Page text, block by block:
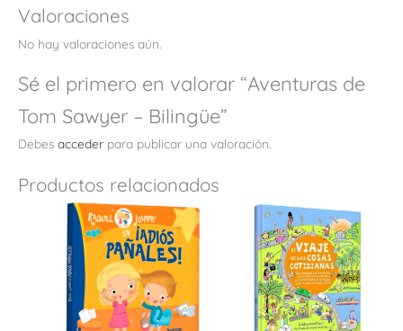
Valoraciones
No hay valoraciones aún.
Sé el primero en valorar “Aventuras de
Tom Sawyer – Bilingüe”
Debes acceder para publicar una valoración.
Productos relacionados